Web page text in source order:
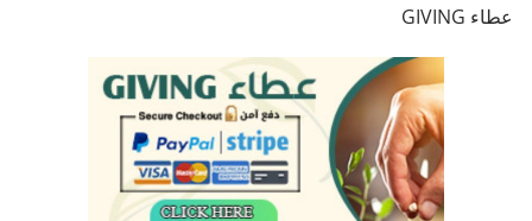
عطاء GIVING